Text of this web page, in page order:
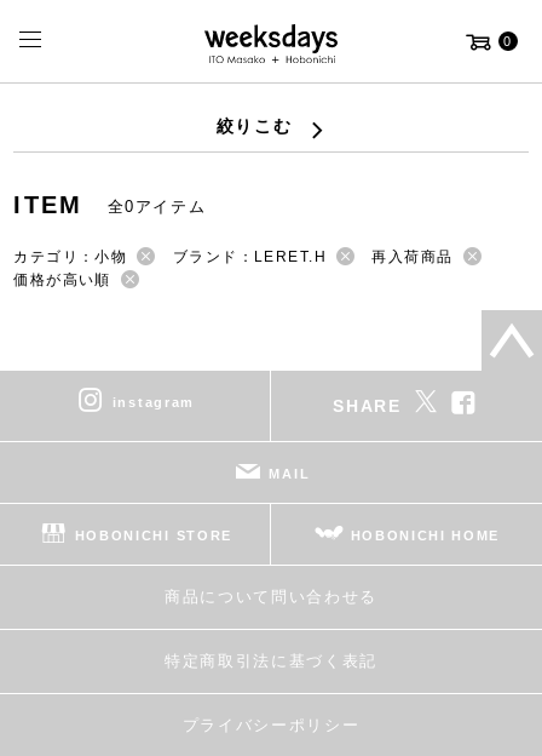
0
絞りこむ
ITEM 全0アイテム
カテゴリ：小物 ブランド：LERET.H
再入荷商品
価格が高い順
instagram SHARE
MAIL
HOBONICHI STORE HOBONICHI HOME
商品について問い合わせる
特定商取引法に基づく表記
プライバシーポリシー